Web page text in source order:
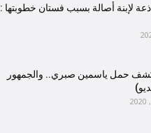
لإبنة أصالة بسبب فستان خطوبتها :
حمل ياسمين صبري.. والجمهور